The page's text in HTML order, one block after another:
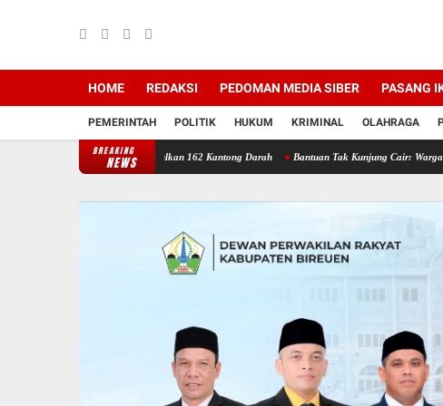
HOME REDAKSI PEDOMAN MEDIA SIBER PASANG
PEMERINTAH POLITIK HUKUM KRIMINAL OLAHRAGA
BREAKING
NEWS
Berhasil Kumpulkan 162 Kantong Darah Bantuan Tak Kunjung Cair: Warga Kuala